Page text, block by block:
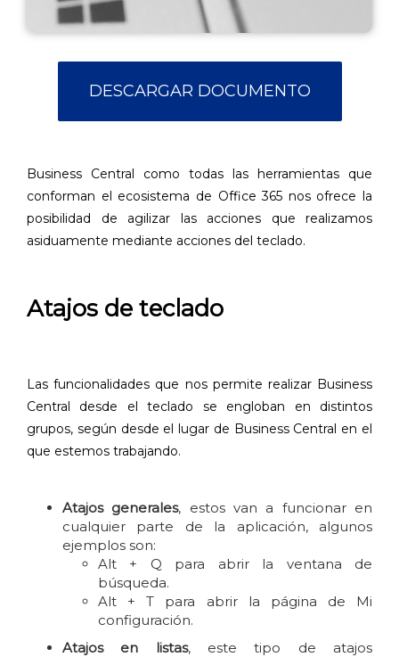
DESCARGAR DOCUMENTO
Business Central como todas las herramientas que
conforman el ecosistema de Office 365 nos ofrece la
posibilidad de agilizar las acciones que realizamos
asiduamente mediante acciones del teclado.
Atajos de teclado
Las funcionalidades que nos permite realizar Business
Central desde el teclado se engloban en distintos
grupos, según desde el lugar de Business Central en el
que estemos trabajando.
Atajos generales, estos van a funcionar en
cualquier parte de la aplicación, algunos
ejemplos son:
Alt + Q para abrir la ventana de
búsqueda.
Alt + T para abrir la página de Mi
configuración.
Atajos en listas, este tipo de atajos